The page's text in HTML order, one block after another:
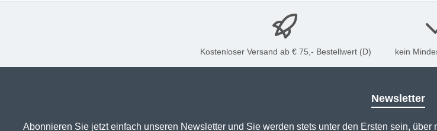
Kostenloser Versand ab € 75,- Bestellwert (D) kein
Newsletter
Abonnieren Sie jetzt einfach unseren Newsletter und Sie werden stets unter den Ersten sein,